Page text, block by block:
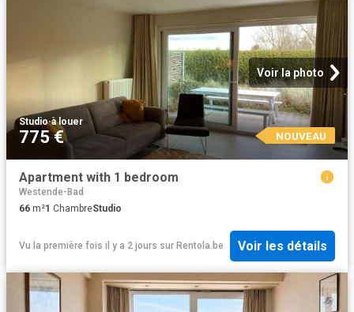
Voir la photo
Studio·à louer
775 € NOUVEAU
Apartment with 1 bedroom
Westende-Bad
66 m²1 ChambreStudio
Vu la première fois il y a 2 jours sur Rentola.be Voir les détails